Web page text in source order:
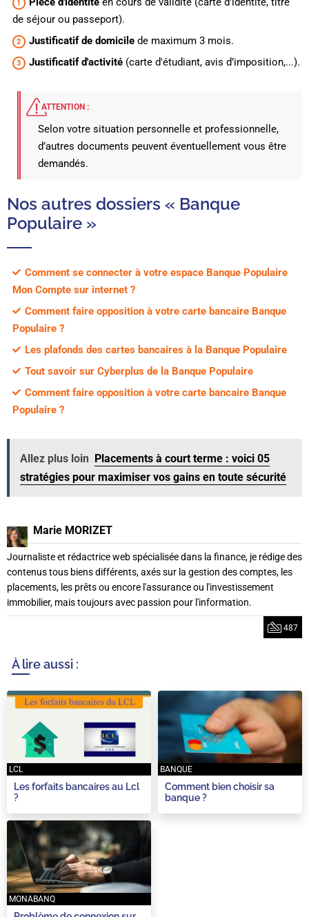
de séjour ou passeport).
Justificatif de domicile de maximum 3 mois.
Justificatif d'activité (carte d'étudiant, avis d’imposition,...).
ATTENTION :
Selon votre situation personnelle et professionnelle,
d’autres documents peuvent éventuellement vous être
demandés.
Nos autres dossiers « Banque
Populaire »
Comment se connecter à votre espace Banque Populaire
Mon Compte sur internet ?
Comment faire opposition à votre carte bancaire Banque
Populaire ?
Les plafonds des cartes bancaires à la Banque Populaire
Tout savoir sur Cyberplus de la Banque Populaire
Comment faire opposition à votre carte bancaire Banque
Populaire ?
Allez plus loin Placements à court terme : voici 05
stratégies pour maximiser vos gains en toute sécurité
Marie MORIZET
Journaliste et rédactrice web spécialisée dans la finance, je rédige des
contenus tous biens différents, axés sur la gestion des comptes, les
placements, les prêts ou encore l'assurance ou l'investissement
immobilier, mais toujours avec passion pour l'information.
487
À lire aussi :
Les forfaits bancaires au Lcl
?
LCL
Comment bien choisir sa
banque ?
BANQUE
MONABANQ